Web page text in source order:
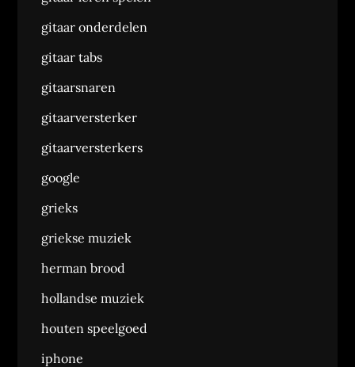
gitaar onderdelen
gitaar tabs
gitaarsnaren
gitaarversterker
gitaarversterkers
google
grieks
griekse muziek
herman brood
hollandse muziek
houten speelgoed
iphone